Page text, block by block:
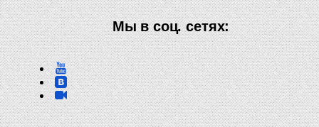
Мы в соц. сетях: